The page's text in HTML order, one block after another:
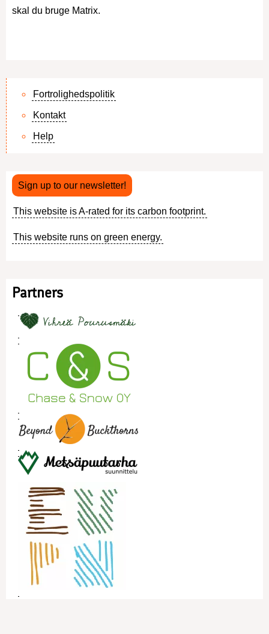
skal du bruge Matrix.
Fortrolighedspolitik
Kontakt
Help
Sign up to our newsletter!
This website is A-rated for its carbon footprint.
This website runs on green energy.
Partners